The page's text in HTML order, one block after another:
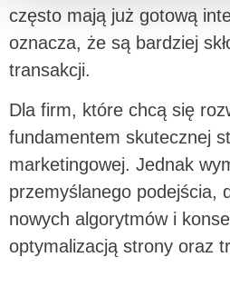
często mają już gotową
oznacza, że są bardziej
transakcji.
Dla firm, które chcą się
fundamentem skutecznej
marketingowej. Jednak
przemyślanego podejścia,
nowych algorytmów i
optymalizacją strony oraz